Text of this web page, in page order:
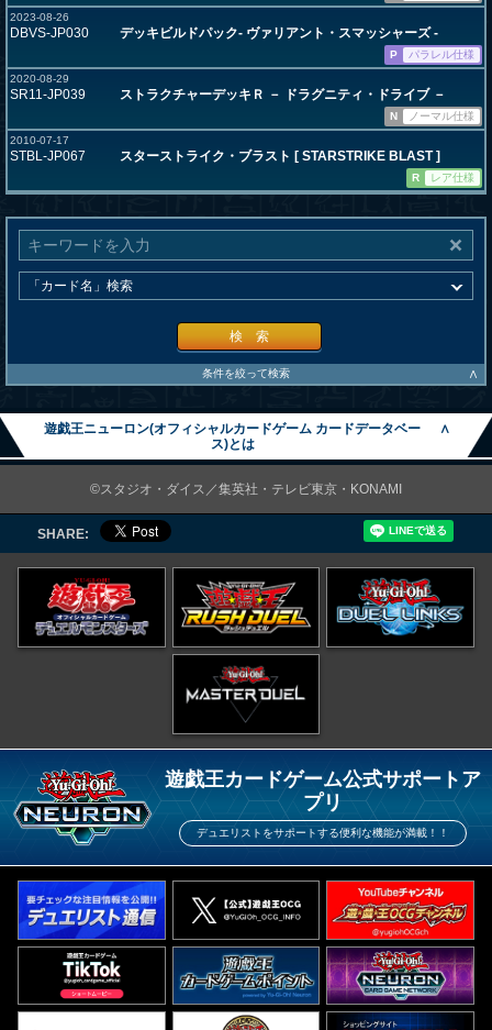
2023-08-26
DBVS-JP030 デッキビルドパック- ヴァリアント・スマッシャーズ -
P
パラレル仕様
2020-08-29
SR11-JP039 ストラクチャーデッキＲ － ドラグニティ・ドライブ －
N
ノーマル仕様
2010-07-17
STBL-JP067 スターストライク・ブラスト [ STARSTRIKE BLAST ]
R レア仕様
検 索
条件を絞って検索 ∧
遊戯王ニューロン(オフィシャルカードゲーム カードデータベー
ス)とは
∧
©スタジオ・ダイス／集英社・テレビ東京・KONAMI
SHARE:
遊戯王カードゲーム公式サポートア
プリ
デュエリストをサポートする便利な機能が満載！！